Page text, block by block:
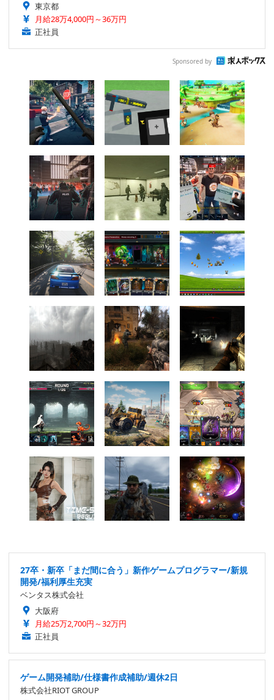
東京都
月給28万4,000円～36万円
正社員
Sponsored by
27卒・新卒「まだ間に合う」新作ゲームプログラマー/新規
開発/福利厚生充実
ベンタス株式会社
大阪府
月給25万2,700円～32万円
正社員
ゲーム開発補助/仕様書作成補助/週休2日
株式会社RIOT GROUP